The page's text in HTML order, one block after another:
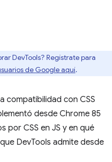
DevTools? Regístrate para
de Google aquí.
compatibilidad con CSS
desde Chrome 85
por CSS en JS y en qué
DevTools admite desde